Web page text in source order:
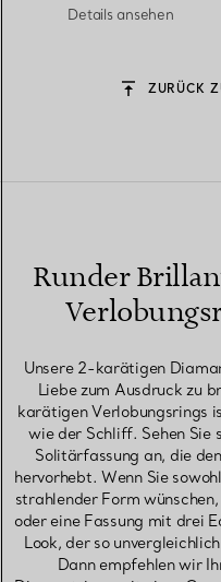
Details ansehen
ZURÜCK
Runder
Unsere 2-karätigen
Liebe zum Ausdruck zu
karätigen Verlobungsrings
wie der Schliff. Sehen Sie
Solitärfassung an, die
hervorhebt. Wenn Sie
strahlender Form
oder eine Fassung mit drei
Look, der so
Dann empfehlen wir